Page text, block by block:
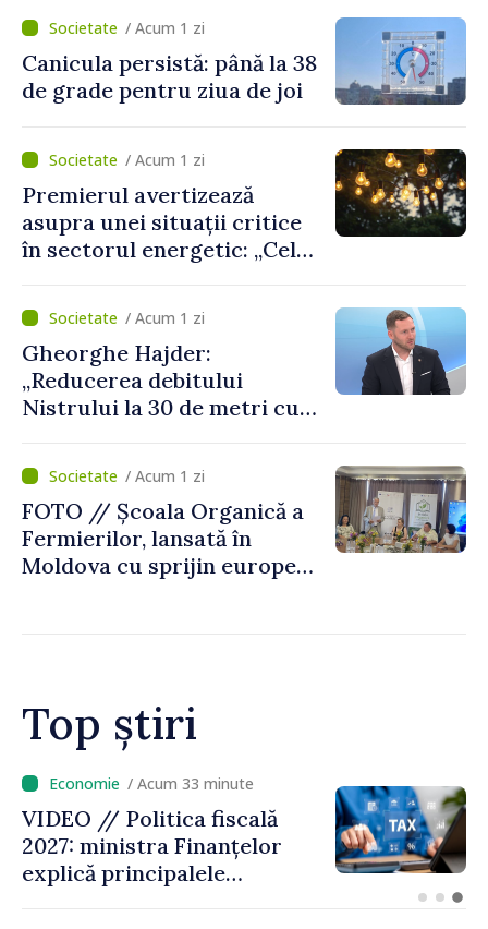
cetățeni au solicitat
ambulanța/ Acum 1 zi
Canicula persistă: până la 38
de grade pentru ziua de joi
/ Acum 1 zi
Premierul avertizează
asupra unei situații critice
în sectorul energetic: „Cel
putea cumpăra nici curent
de avarie”/ Acum 1 zi
Gheorghe Hajder:
„Reducerea debitului
Nistrului la 30 de metri cubi
„catastrofă naturală”
/ Acum 1 zi
FOTO // Școala Organică a
Fermierilor, lansată în
Moldova cu sprijin european
Top știri
/ Acum 10 minute
VIDEO // Moldelectrica:
consumatorii finali nu au
fost afectați în urma